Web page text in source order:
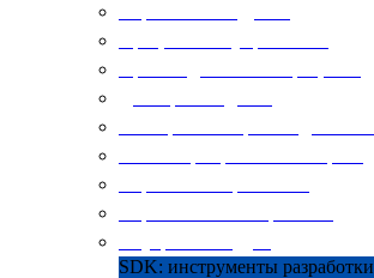
SDK: инструменты разработки